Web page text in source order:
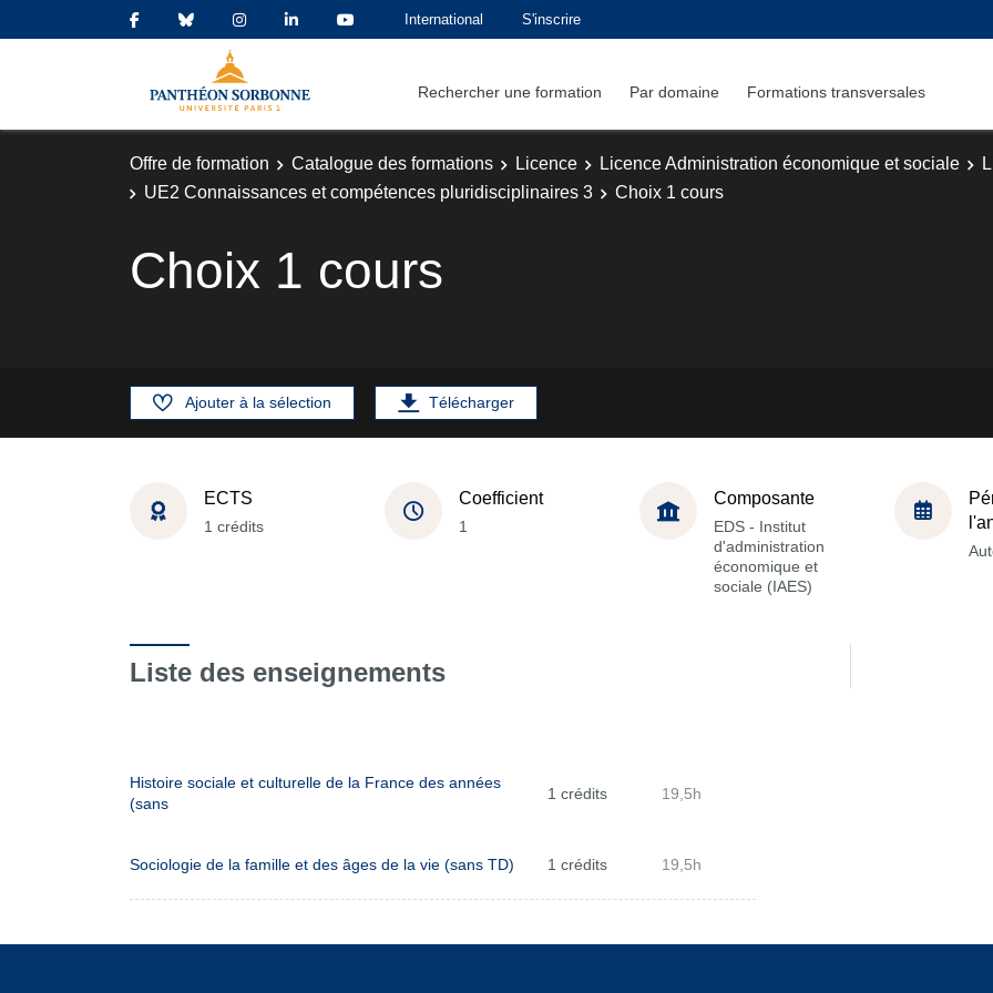
International S'inscrire
Rechercher une formation Par domaine Formations transversales
Offre de formation Catalogue des formations Licence Licence Administration économique et sociale
UE2 Connaissances et compétences pluridisciplinaires 3
Choix 1 cours
Choix 1 cours
Ajouter à la sélection Télécharger
ECTS
1 crédits
Coefficient
1
Composante
EDS - Institut
d'administration
économique et
sociale (IAES)
Liste des enseignements
Histoire sociale et culturelle de la France des années
(sans
1 crédits 19,5h
Sociologie de la famille et des âges de la vie (sans TD) 1 crédits 19,5h